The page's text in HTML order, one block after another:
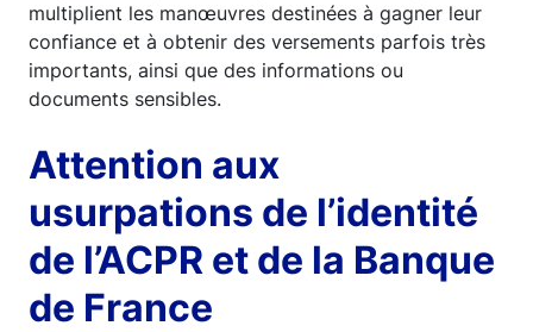
multiplient les manœuvres destinées à gagner leur
confiance et à obtenir des versements parfois très
importants, ainsi que des informations ou
documents sensibles.
Attention aux
usurpations de l’identité
de l’ACPR et de la Banque
de France